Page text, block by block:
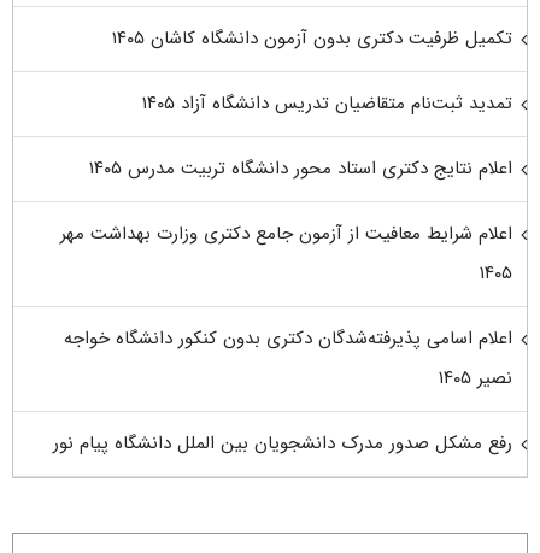
تکمیل ظرفیت دکتری بدون آزمون دانشگاه کاشان ۱۴۰۵
تمدید ثبت‌نام متقاضیان تدریس دانشگاه آزاد ۱۴۰۵
اعلام نتایج دکتری استاد محور دانشگاه تربیت مدرس ۱۴۰۵
اعلام شرایط معافیت از آزمون جامع دکتری وزارت بهداشت مهر
۱۴۰۵
اعلام اسامی پذیرفته‌شدگان دکتری بدون کنکور دانشگاه خواجه
نصیر ۱۴۰۵
رفع مشکل صدور مدرک دانشجویان بین الملل دانشگاه پیام نور